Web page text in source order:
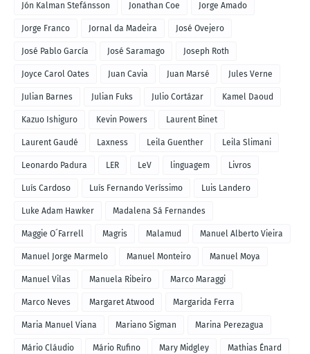
Jón Kalman Stefánsson Jonathan Coe Jorge Amado
Jorge Franco Jornal da Madeira José Ovejero
José Pablo García José Saramago Joseph Roth
Joyce Carol Oates Juan Cavia Juan Marsé Jules Verne
Julian Barnes Julian Fuks Julio Cortázar Kamel Daoud
Kazuo Ishiguro Kevin Powers Laurent Binet
Laurent Gaudé Laxness Leila Guenther Leila Slimani
Leonardo Padura LER LeV linguagem Livros
Luís Cardoso Luís Fernando Veríssimo Luis Landero
Luke Adam Hawker Madalena Sá Fernandes
Maggie O´Farrell Magris Malamud Manuel Alberto Vieira
Manuel Jorge Marmelo Manuel Monteiro Manuel Moya
Manuel Vilas Manuela Ribeiro Marco Maraggi
Marco Neves Margaret Atwood Margarida Ferra
Maria Manuel Viana Mariano Sigman Marina Perezagua
Mário Cláudio Mário Rufino Mary Midgley Mathias Énard